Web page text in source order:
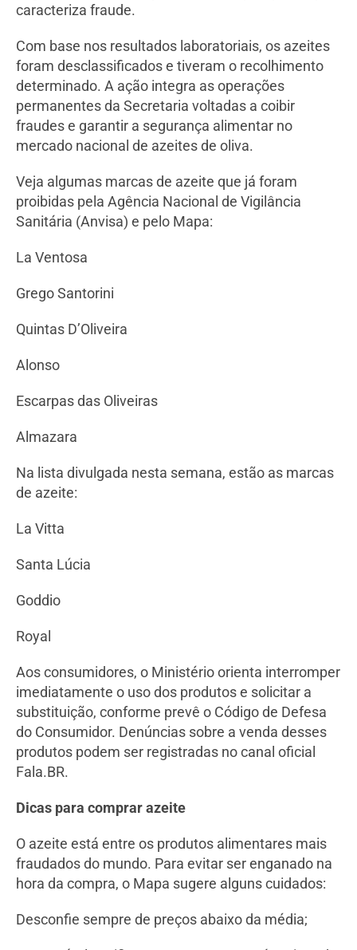
caracteriza fraude.
Com base nos resultados laboratoriais, os azeites
foram desclassificados e tiveram o recolhimento
determinado. A ação integra as operações
permanentes da Secretaria voltadas a coibir
fraudes e garantir a segurança alimentar no
mercado nacional de azeites de oliva.
Veja algumas marcas de azeite que já foram
proibidas pela Agência Nacional de Vigilância
Sanitária (Anvisa) e pelo Mapa:
La Ventosa
Grego Santorini
Quintas D’Oliveira
Alonso
Escarpas das Oliveiras
Almazara
Na lista divulgada nesta semana, estão as marcas
de azeite:
La Vitta
Santa Lúcia
Goddio
Royal
Aos consumidores, o Ministério orienta interromper
imediatamente o uso dos produtos e solicitar a
substituição, conforme prevê o Código de Defesa
do Consumidor. Denúncias sobre a venda desses
produtos podem ser registradas no canal oficial
Fala.BR.
Dicas para comprar azeite
O azeite está entre os produtos alimentares mais
fraudados do mundo. Para evitar ser enganado na
hora da compra, o Mapa sugere alguns cuidados:
Desconfie sempre de preços abaixo da média;